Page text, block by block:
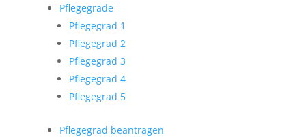
Pflegegrade
Pflegegrad 1
Pflegegrad 2
Pflegegrad 3
Pflegegrad 4
Pflegegrad 5
Pflegegrad beantragen